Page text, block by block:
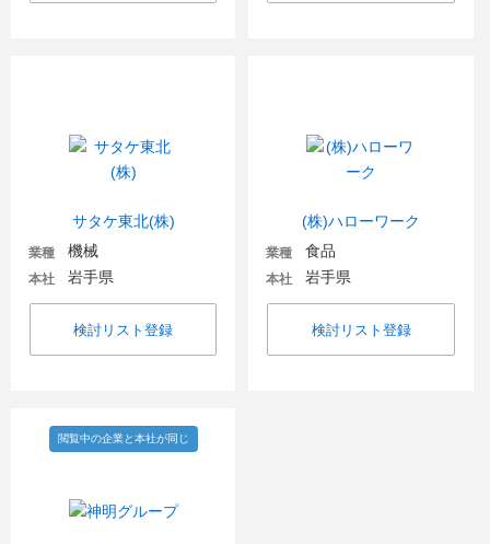
サタケ東北(株)
業種 機械
本社 岩手県
検討リスト登録
(株)ハローワーク
業種 食品
本社 岩手県
検討リスト登録
閲覧中の企業と本社が同じ